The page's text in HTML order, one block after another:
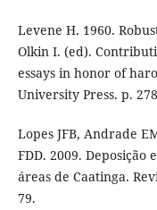
Levene H. 1960.
Olkin I. (ed).
essays in honor of
University Press. p.
Lopes JFB, Andrade
FDD. 2009.
áreas de Caatinga.
79.